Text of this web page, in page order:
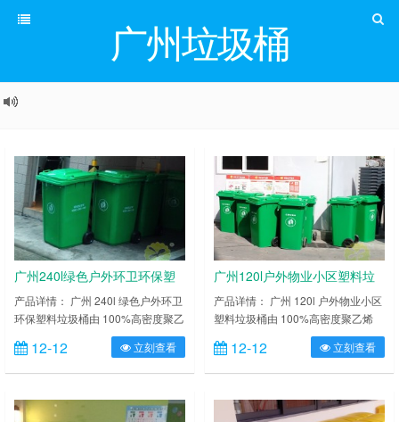
广州垃圾桶
广州240l绿色户外环卫环保塑
料垃圾桶
产品详情： 广州 240l 绿色户外环卫
环保塑料垃圾桶由 100%高密度聚乙
烯 HDPE 或聚丙烯 PP 聚丙烯两种
新全新塑胶成分组成，耐弱酸碱腐
蚀，桶体与桶盖分别使用一次注塑制
桶身及底部特别加固加厚处理，边缘
12-12 立刻查看
广州120l户外物业小区塑料垃
圾桶
产品详情： 广州 120l 户外物业小区
塑料垃圾桶由 100%高密度聚乙烯
HDPE 或聚丙烯 PP 聚丙烯两种新全
新塑胶成分组成，耐弱酸碱腐蚀，桶
体与桶盖分别使用一次注塑制造而
及底部特别加固加厚处理，边缘特别
12-12 立刻查看